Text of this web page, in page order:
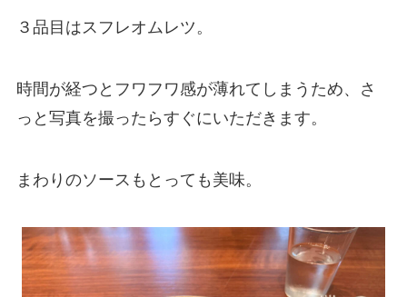
３品目はスフレオムレツ。
時間が経つとフワフワ感が薄れてしまうため、さ
っと写真を撮ったらすぐにいただきます。
まわりのソースもとっても美味。